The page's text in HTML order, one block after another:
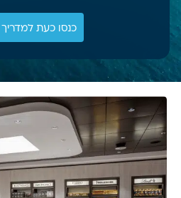
כנסו כעת למדריך